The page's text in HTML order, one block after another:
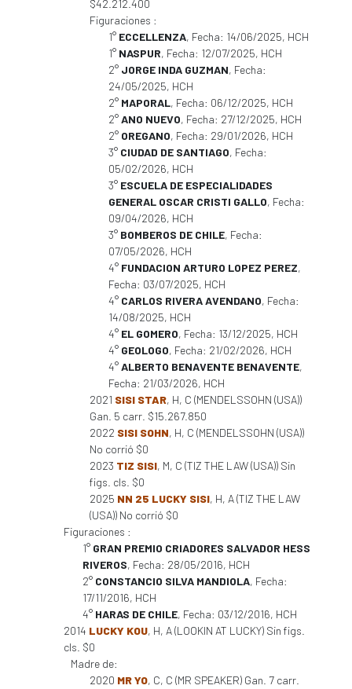
$42.212.400
Figuraciones :
1° ECCELLENZA, Fecha: 14/06/2025, HCH
1° NASPUR, Fecha: 12/07/2025, HCH
2° JORGE INDA GUZMAN, Fecha:
24/05/2025, HCH
2° MAPORAL, Fecha: 06/12/2025, HCH
2°ANO NUEVO, Fecha: 27/12/2025, HCH
2° OREGANO, Fecha: 29/01/2026, HCH
3° CIUDAD DE SANTIAGO, Fecha:
05/02/2026, HCH
3° ESCUELA DE ESPECIALIDADES
GENERAL OSCAR CRISTI GALLO, Fecha:
09/04/2026, HCH
3° BOMBEROS DE CHILE, Fecha:
07/05/2026, HCH
4° FUNDACION ARTURO LOPEZ PEREZ,
Fecha: 03/07/2025, HCH
4° CARLOS RIVERA AVENDANO, Fecha:
14/08/2025, HCH
4° EL GOMERO, Fecha: 13/12/2025, HCH
4° GEOLOGO, Fecha: 21/02/2026, HCH
4°ALBERTO BENAVENTE BENAVENTE,
Fecha: 21/03/2026, HCH
2021 SISI STAR, H, C (MENDELSSOHN (USA))
Gan. 5 carr. $15.267.850
2022 SISI SOHN, H, C (MENDELSSOHN (USA))
No corrió $0
2023 TIZ SISI, M, C (TIZ THE LAW (USA)) Sin
figs. cls. $0
2025 NN 25 LUCKY SISI, H, A (TIZ THE LAW
(USA)) No corrió $0
Figuraciones :
1° GRAN PREMIO CRIADORES SALVADOR HESS
RIVEROS, Fecha: 28/05/2016, HCH
2° CONSTANCIO SILVA MANDIOLA, Fecha:
17/11/2016, HCH
4° HARAS DE CHILE, Fecha: 03/12/2016, HCH
2014 LUCKY KOU, H, A (LOOKIN AT LUCKY) Sin figs.
cls. $0
Madre de:
2020 MR YO, C, C (MR SPEAKER) Gan. 7 carr.